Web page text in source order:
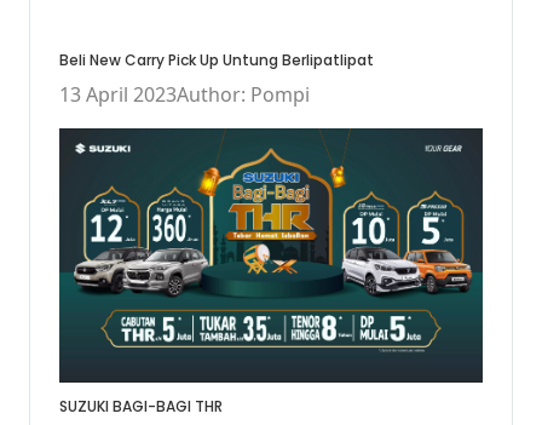
Beli New Carry Pick Up Untung Berlipatlipat
13 April 2023Author: Pompi
SUZUKI BAGI-BAGI THR